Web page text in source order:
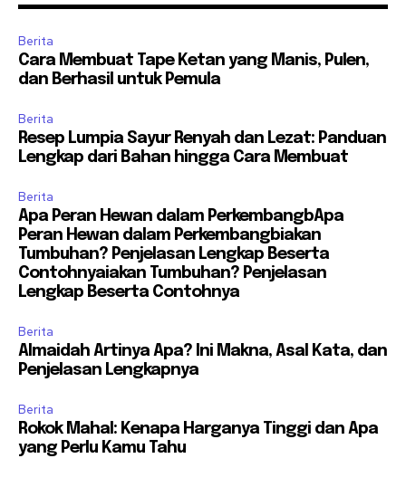
Berita
Cara Membuat Tape Ketan yang Manis, Pulen,
dan Berhasil untuk Pemula
Berita
Resep Lumpia Sayur Renyah dan Lezat: Panduan
Lengkap dari Bahan hingga Cara Membuat
Berita
Apa Peran Hewan dalam PerkembangbApa
Peran Hewan dalam Perkembangbiakan
Tumbuhan? Penjelasan Lengkap Beserta
Contohnyaiakan Tumbuhan? Penjelasan
Lengkap Beserta Contohnya
Berita
Almaidah Artinya Apa? Ini Makna, Asal Kata, dan
Penjelasan Lengkapnya
Berita
Rokok Mahal: Kenapa Harganya Tinggi dan Apa
yang Perlu Kamu Tahu